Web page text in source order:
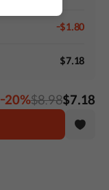
-$1.80
$7.18
-20%$8.98$7.18